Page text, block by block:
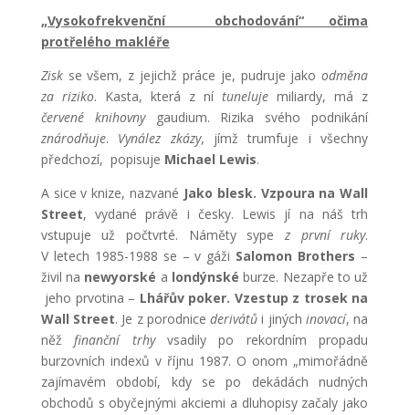
„Vysokofrekvenční obchodování“ očima
protřelého makléře
Ziskse všem, z jejichž práce je, pudruje jakoodměna
za riziko. Kasta, která z nítunelujemiliardy, má z
červené knihovny
gaudium. Rizika svého podnikání
znárodňuje. Vynález zkázy, jímž trumfuje i všechny
předchozí, popisuje Michael Lewis.
A sice v knize, nazvané Jako blesk. Vzpoura na Wall
Street, vydané právě i česky. Lewis jí na náš trh
vstupuje už počtvrté. Náměty sype z první ruky.
V letech 1985-1988 se – v gáži Salomon Brothers –
živil na newyorské a londýnskéburze. Nezapře to už
jeho prvotina – Lhářův poker. Vzestup z trosek na
Wall Street. Je z porodnicederivátůi jiných inovací, na
něžfinanční trhy vsadily po rekordním propadu
burzovních indexů v říjnu 1987. O onom „mimořádně
zajímavém období, kdy se po dekádách nudných
obchodů s obyčejnými akciemi a dluhopisy začaly jako